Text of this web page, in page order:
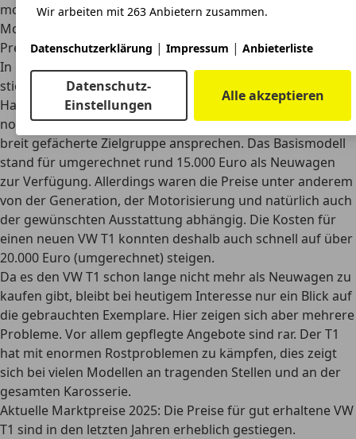
modernster Antriebstechnik und bieten emissionsfreie
Mobilität bei deutlich verbesserter Fahrleistung.
Preis
In den vergangenen Generationen und Ausführungen
stiegen die Anschaffungskosten für den Bulli aus dem
Hause Volkswagen deutlich. Der VW T1 hingegen konnte
noch mit günstigen Preisen überzeugen und somit eine
breit gefächerte Zielgruppe ansprechen. Das Basismodell
stand für umgerechnet rund 15.000 Euro als Neuwagen
zur Verfügung. Allerdings waren die Preise unter anderem
von der Generation, der Motorisierung und natürlich auch
der gewünschten Ausstattung abhängig. Die Kosten für
einen neuen VW T1 konnten deshalb auch schnell auf über
20.000 Euro (umgerechnet) steigen.
Da es den VW T1 schon lange nicht mehr als Neuwagen zu
kaufen gibt, bleibt bei heutigem Interesse nur ein Blick auf
die gebrauchten Exemplare. Hier zeigen sich aber mehrere
Probleme. Vor allem gepflegte Angebote sind rar. Der T1
hat mit enormen Rostproblemen zu kämpfen, dies zeigt
sich bei vielen Modellen an tragenden Stellen und an der
gesamten Karosserie.
Aktuelle Marktpreise 2025: Die Preise für gut erhaltene VW
T1 sind in den letzten Jahren erheblich gestiegen.
Wir arbeiten mit 263 Anbietern zusammen.
Datenschutzerklärung | Impressum | Anbieterliste
Datenschutz-
Einstellungen
Alle akzeptieren